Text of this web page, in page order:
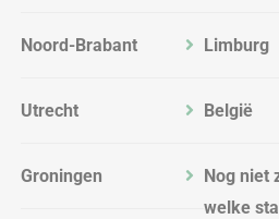
Noord-Brabant
Utrecht
Groningen
Limburg
België
Nog niet
welke